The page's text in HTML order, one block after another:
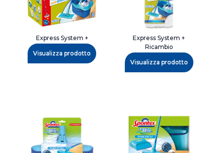
Express System +
Visualizza prodotto
Express System +
Ricambio
Visualizza prodotto